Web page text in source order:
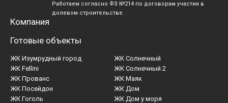
Работаем согласно ФЗ №214 по договорам участия в
долевом строительстве.
Компания
Готовые объекты
ЖК Изумрудный город
ЖК Fellini
ЖК Прованс
ЖК Солнечный
ЖК Солнечный 2
ЖК Маяк
ЖК Посейдон
ЖК Гоголь
ЖК Дом
ЖК Дом у моря